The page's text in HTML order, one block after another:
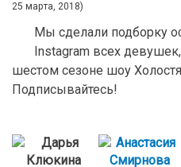
25 марта, 2018)
Мы сделали подборку
Instagram всех
шестом сезоне шоу
Подписывайтесь!